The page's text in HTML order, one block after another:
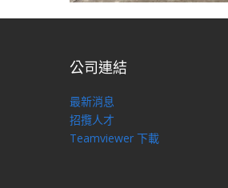
公司連結
最新消息
招攬人才
Teamviewer 下載